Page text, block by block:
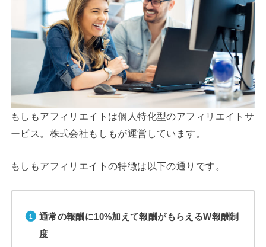
もしもアフィリエイトは個人特化型のアフィリエイトサ
ービス。株式会社もしもが運営しています。
もしもアフィリエイトの特徴は以下の通りです。
通常の報酬に10%加えて報酬がもらえるW報酬制
度